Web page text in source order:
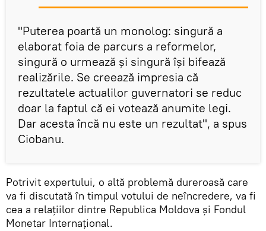
"Puterea poartă un monolog: singură a
elaborat foia de parcurs a reformelor,
singură o urmează și singură își bifează
realizările. Se creează impresia că
rezultatele actualilor guvernatori se reduc
doar la faptul că ei votează anumite legi.
Dar acesta încă nu este un rezultat", a spus
Ciobanu.
Potrivit expertului, o altă problemă dureroasă care
va fi discutată în timpul votului de neîncredere, va fi
cea a relațiilor dintre Republica Moldova și Fondul
Monetar Internațional.